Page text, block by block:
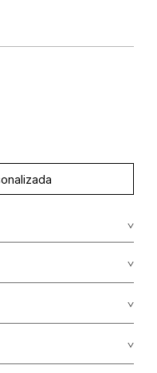
13% 87.00%
/ no utilizar
Card y American